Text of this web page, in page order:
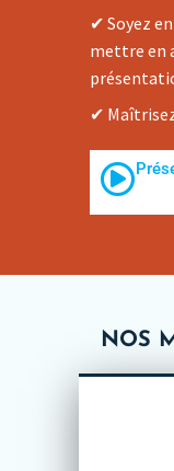
Soyez
mettre en
NOS